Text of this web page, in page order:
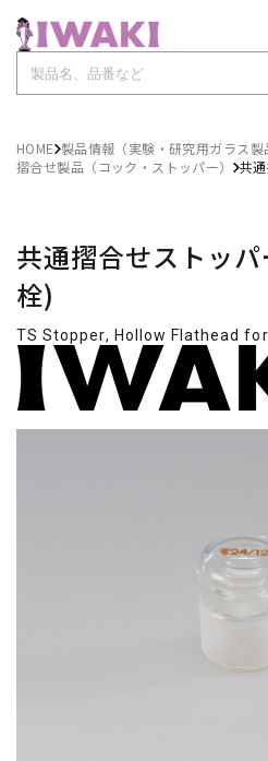
HOME 製品情報（実験・研究用ガラス製
摺合せ製品（コック・ストッパー）
共
共通摺合せストッ
栓)
TS Stopper, Hollow Flathead